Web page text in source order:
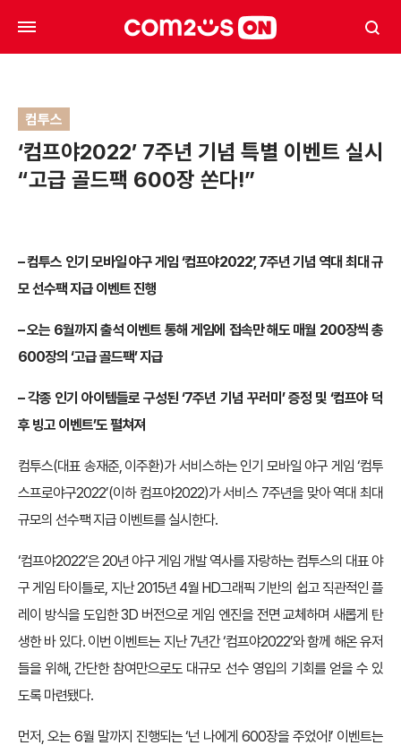
컴투스
‘컴프야2022’ 7주년 기념 특별 이벤트 실시
“고급 골드팩 600장 쏜다!”
– 컴투스 인기 모바일 야구 게임 ‘컴프야2022’, 7주년 기념 역대 최대 규
모 선수팩 지급 이벤트 진행
– 오는 6월까지 출석 이벤트 통해 게임에 접속만 해도 매월 200장씩 총
600장의 ‘고급 골드팩’ 지급
– 각종 인기 아이템들로 구성된 ‘7주년 기념 꾸러미’ 증정 및 ‘컴프야 덕
후 빙고 이벤트’도 펼쳐져
컴투스(대표 송재준, 이주환)가 서비스하는 인기 모바일 야구 게임 ‘컴투
스프로야구2022’(이하 컴프야2022)가 서비스 7주년을 맞아 역대 최대
규모의 선수팩 지급 이벤트를 실시한다.
‘컴프야2022’은 20년 야구 게임 개발 역사를 자랑하는 컴투스의 대표 야
구 게임 타이틀로, 지난 2015년 4월 HD그래픽 기반의 쉽고 직관적인 플
레이 방식을 도입한 3D 버전으로 게임 엔진을 전면 교체하며 새롭게 탄
생한 바 있다. 이번 이벤트는 지난 7년간 ‘컴프야2022’와 함께 해온 유저
들을 위해, 간단한 참여만으로도 대규모 선수 영입의 기회를 얻을 수 있
도록 마련됐다.
먼저, 오는 6월 말까지 진행되는 ‘넌 나에게 600장을 주었어!’ 이벤트는